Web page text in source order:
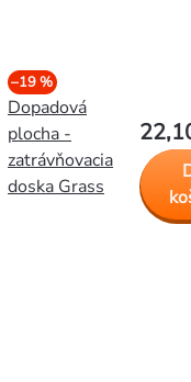
–19 %
Dopadová
plocha -
zatrávňovacia
doska Grass